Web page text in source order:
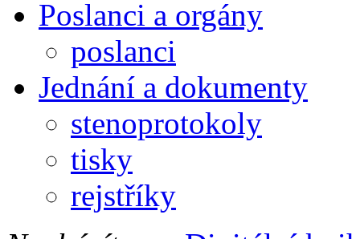
Poslanci a orgány
poslanci
Jednání a dokumenty
stenoprotokoly
tisky
rejstříky